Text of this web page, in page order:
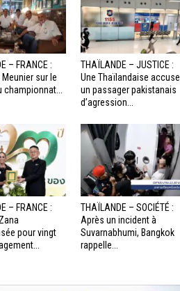
– FRANCE :
sur le
championnat...
THAÏLANDE – JUSTICE :
Une Thaïlandaise accuse
un passager pakistanais
d’agression...
– FRANCE :
pour vingt
THAÏLANDE – SOCIÉTÉ :
Après un incident à
Suvarnabhumi, Bangkok
rappelle...